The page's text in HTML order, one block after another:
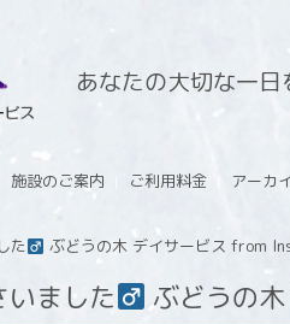
あなたの大切な一日
施設のご案内 ご利用料金 アーカ
た‍ ぶどうの木 デイサービス from
ました‍ ぶどうの